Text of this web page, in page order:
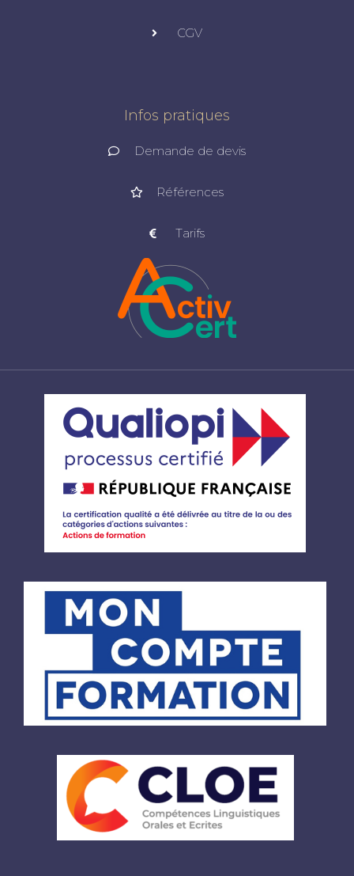
CGV
Infos pratiques
Demande de devis
Références
Tarifs